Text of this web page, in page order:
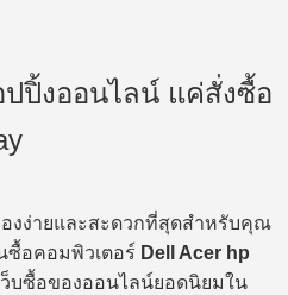
ปิ้งออนไลน์ แค่สั่งซื้อ
งง่ายและสะดวกที่สุดสำหรับคุณ
ซื้อคอมพิวเตอร์ Dell Acer hp
บซื้อของออนไลน์ยอดนิยมใน